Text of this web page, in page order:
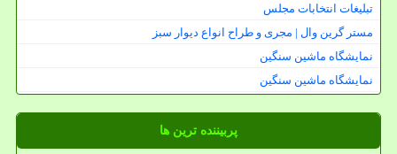
تبلیغات انتخابات مجلس
مستر گرین وال | مجری و طراح انواع دیوار سبز
نمایشگاه ماشین سنگین
نمایشگاه ماشین سنگین
پربیننده ترین ها